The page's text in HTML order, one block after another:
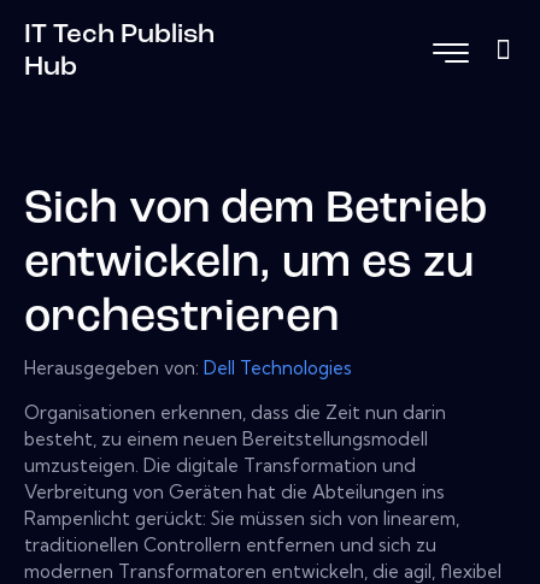
IT Tech Publish
Hub
Sich von dem Betrieb
entwickeln, um es zu
orchestrieren
Herausgegeben von: Dell Technologies
Organisationen erkennen, dass die Zeit nun darin
besteht, zu einem neuen Bereitstellungsmodell
umzusteigen. Die digitale Transformation und
Verbreitung von Geräten hat die Abteilungen ins
Rampenlicht gerückt: Sie müssen sich von linearem,
traditionellen Controllern entfernen und sich zu
modernen Transformatoren entwickeln, die agil, flexibel